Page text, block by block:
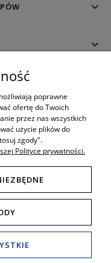
8:00 - 19:00
789 470 766
82 29
poprawne
ofertę do Twoich
przez nas wszystkich
użycie plików do
zgody".
Polityce prywatności.